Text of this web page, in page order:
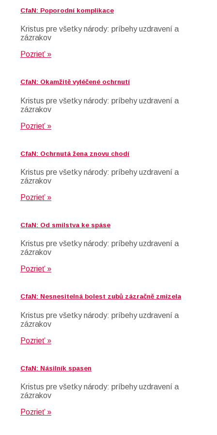
CfaN: Poporodní komplikace
Kristus pre všetky národy: príbehy uzdravení a
zázrakov
Pozrieť »
CfaN: Okamžitě vyléčené ochrnutí
Kristus pre všetky národy: príbehy uzdravení a
zázrakov
Pozrieť »
CfaN: Ochrnutá žena znovu chodí
Kristus pre všetky národy: príbehy uzdravení a
zázrakov
Pozrieť »
CfaN: Od smilstva ke spáse
Kristus pre všetky národy: príbehy uzdravení a
zázrakov
Pozrieť »
CfaN: Nesnesitelná bolest zubů zázračně zmizela
Kristus pre všetky národy: príbehy uzdravení a
zázrakov
Pozrieť »
CfaN: Násilník spasen
Kristus pre všetky národy: príbehy uzdravení a
zázrakov
Pozrieť »